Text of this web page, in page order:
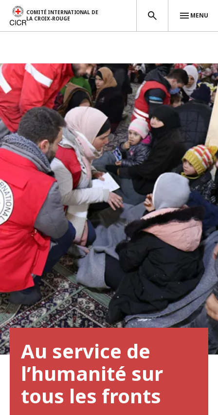
Aller au contenu principal
COMITÉ INTERNATIONAL DE
LA CROIX-ROUGE
MENU
Au service de
l’humanité sur
tous les fronts